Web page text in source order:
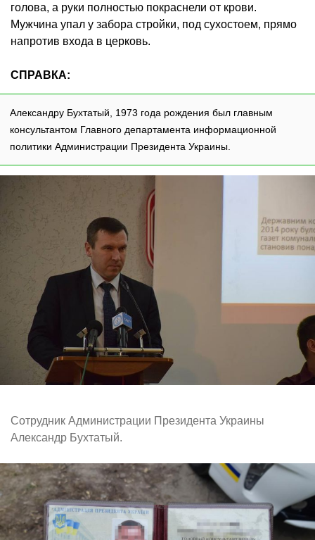
голова, а руки полностью покраснели от крови.
Мужчина упал у забора стройки, под сухостоем, прямо
напротив входа в церковь.
СПРАВКА:
Александру Бухтатый, 1973 года рождения был главным
консультантом Главного департамента информационной
политики Администрации Президента Украины.
Сотрудник Администрации Президента Украины
Александр Бухтатый.